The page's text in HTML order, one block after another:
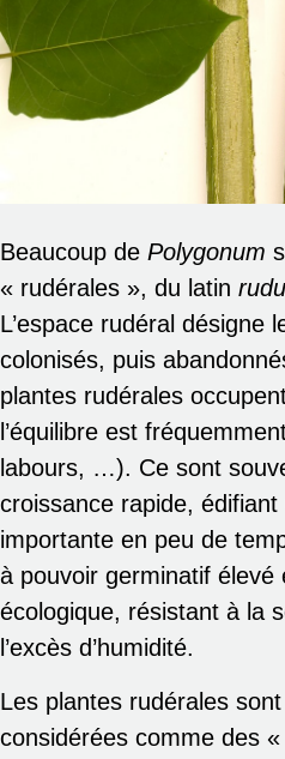
Beaucoup de Polygonum
« rudérales », du latin
L’espace rudéral désigne
colonisés, puis
plantes rudérales
l’équilibre est
labours, …). Ce sont
croissance rapide,
importante en peu de
à pouvoir germinatif élevé
écologique, résistant à la
l’excès d’humidité.
Les plantes rudérales
considérées comme des